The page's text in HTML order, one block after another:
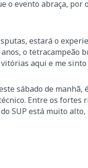
o evento abraça, por
estará o
o
aqui e me
sábado de
Entre os
SUP está muito